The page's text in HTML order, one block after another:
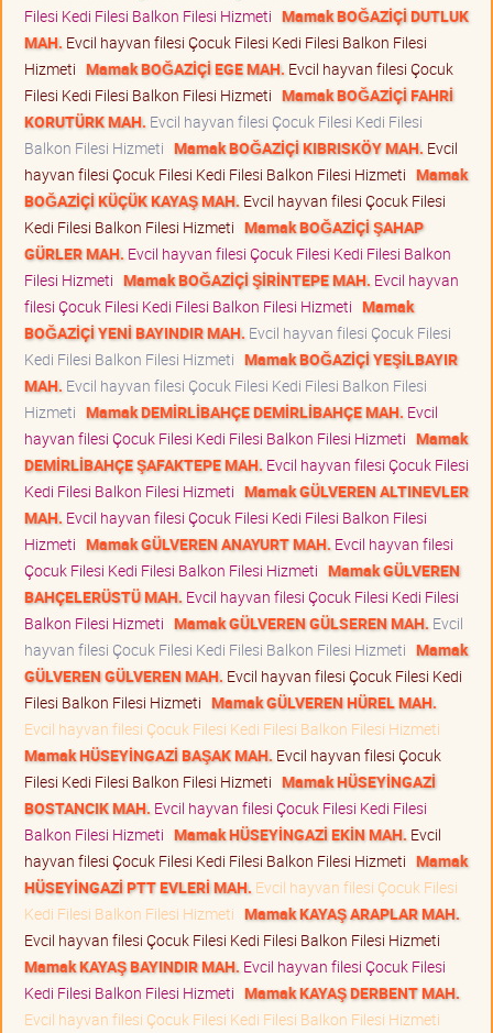
Filesi Kedi Filesi Balkon Filesi Hizmeti Mamak BOĞAZİÇİ DUTLUK
MAH. Evcil hayvan filesi Çocuk Filesi Kedi Filesi Balkon Filesi
Hizmeti Mamak BOĞAZİÇİ EGE MAH. Evcil hayvan filesi Çocuk
Filesi Kedi Filesi Balkon Filesi Hizmeti Mamak BOĞAZİÇİ FAHRİ
KORUTÜRK MAH. Evcil hayvan filesi Çocuk Filesi Kedi Filesi
Balkon Filesi Hizmeti Mamak BOĞAZİÇİ KIBRISKÖY MAH. Evcil
hayvan filesi Çocuk Filesi Kedi Filesi Balkon Filesi Hizmeti Mamak
BOĞAZİÇİ KÜÇÜK KAYAŞ MAH. Evcil hayvan filesi Çocuk Filesi
Kedi Filesi Balkon Filesi Hizmeti Mamak BOĞAZİÇİ ŞAHAP
GÜRLER MAH. Evcil hayvan filesi Çocuk Filesi Kedi Filesi Balkon
Filesi Hizmeti Mamak BOĞAZİÇİ ŞİRİNTEPE MAH. Evcil hayvan
filesi Çocuk Filesi Kedi Filesi Balkon Filesi Hizmeti Mamak
BOĞAZİÇİ YENİ BAYINDIR MAH. Evcil hayvan filesi Çocuk Filesi
Kedi Filesi Balkon Filesi Hizmeti Mamak BOĞAZİÇİ YEŞİLBAYIR
MAH. Evcil hayvan filesi Çocuk Filesi Kedi Filesi Balkon Filesi
Hizmeti Mamak DEMİRLİBAHÇE DEMİRLİBAHÇE MAH. Evcil
hayvan filesi Çocuk Filesi Kedi Filesi Balkon Filesi Hizmeti Mamak
DEMİRLİBAHÇE ŞAFAKTEPE MAH. Evcil hayvan filesi Çocuk Filesi
Kedi Filesi Balkon Filesi Hizmeti Mamak GÜLVEREN ALTINEVLER
MAH. Evcil hayvan filesi Çocuk Filesi Kedi Filesi Balkon Filesi
Hizmeti Mamak GÜLVEREN ANAYURT MAH. Evcil hayvan filesi
Çocuk Filesi Kedi Filesi Balkon Filesi Hizmeti Mamak GÜLVEREN
BAHÇELERÜSTÜ MAH. Evcil hayvan filesi Çocuk Filesi Kedi Filesi
Balkon Filesi Hizmeti Mamak GÜLVEREN GÜLSEREN MAH. Evcil
hayvan filesi Çocuk Filesi Kedi Filesi Balkon Filesi Hizmeti Mamak
GÜLVEREN GÜLVEREN MAH. Evcil hayvan filesi Çocuk Filesi Kedi
Filesi Balkon Filesi Hizmeti Mamak GÜLVEREN HÜREL MAH.
Evcil hayvan filesi Çocuk Filesi Kedi Filesi Balkon Filesi Hizmeti
Mamak HÜSEYİNGAZİ BAŞAK MAH. Evcil hayvan filesi Çocuk
Filesi Kedi Filesi Balkon Filesi Hizmeti Mamak HÜSEYİNGAZİ
BOSTANCIK MAH. Evcil hayvan filesi Çocuk Filesi Kedi Filesi
Balkon Filesi Hizmeti Mamak HÜSEYİNGAZİ EKİN MAH. Evcil
hayvan filesi Çocuk Filesi Kedi Filesi Balkon Filesi Hizmeti Mamak
HÜSEYİNGAZİ PTT EVLERİ MAH. Evcil hayvan filesi Çocuk Filesi
Kedi Filesi Balkon Filesi Hizmeti Mamak KAYAŞ ARAPLAR MAH.
Evcil hayvan filesi Çocuk Filesi Kedi Filesi Balkon Filesi Hizmeti
Mamak KAYAŞ BAYINDIR MAH. Evcil hayvan filesi Çocuk Filesi
Kedi Filesi Balkon Filesi Hizmeti Mamak KAYAŞ DERBENT MAH.
Evcil hayvan filesi Çocuk Filesi Kedi Filesi Balkon Filesi Hizmeti